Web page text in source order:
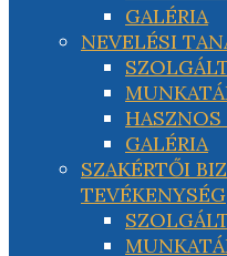
GALÉRIA
NEVELÉSI
GALÉRIA
SZAKÉRTŐI
TEVÉKENYSÉG